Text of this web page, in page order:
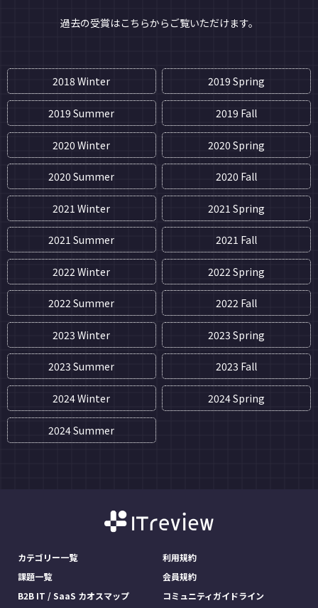
過去の受賞はこちらからご覧いただけます。
2018 Winter 2019 Spring
2019 Summer 2019 Fall
2020 Winter 2020 Spring
2020 Summer 2020 Fall
2021 Winter 2021 Spring
2021 Summer 2021 Fall
2022 Winter 2022 Spring
2022 Summer 2022 Fall
2023 Winter 2023 Spring
2023 Summer 2023 Fall
2024 Winter 2024 Spring
2024 Summer
カテゴリー一覧
課題一覧
B2B IT / SaaS カオスマップ
利用規約
会員規約
コミュニティガイドライン